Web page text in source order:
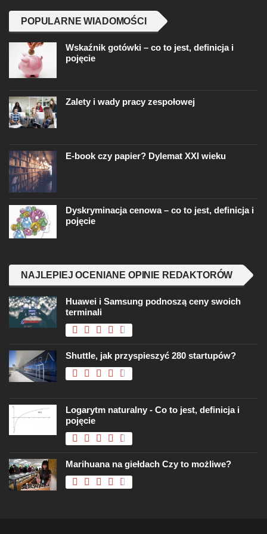
POPULARNE WIADOMOŚCI
Wskaźnik gotówki – co to jest, definicja i
pojęcie
Zalety i wady pracy zespołowej
E-book czy papier? Dylemat XXI wieku
Dyskryminacja cenowa – co to jest, definicja i
pojęcie
NAJLEPIEJ OCENIANE OPINIE REDAKTORÓW
Huawei i Samsung podnoszą ceny swoich
terminali
Shuttle, jak przyspieszyć 280 startupów?
Logarytm naturalny - Co to jest, definicja i
pojęcie
Marihuana na giełdach Czy to możliwe?